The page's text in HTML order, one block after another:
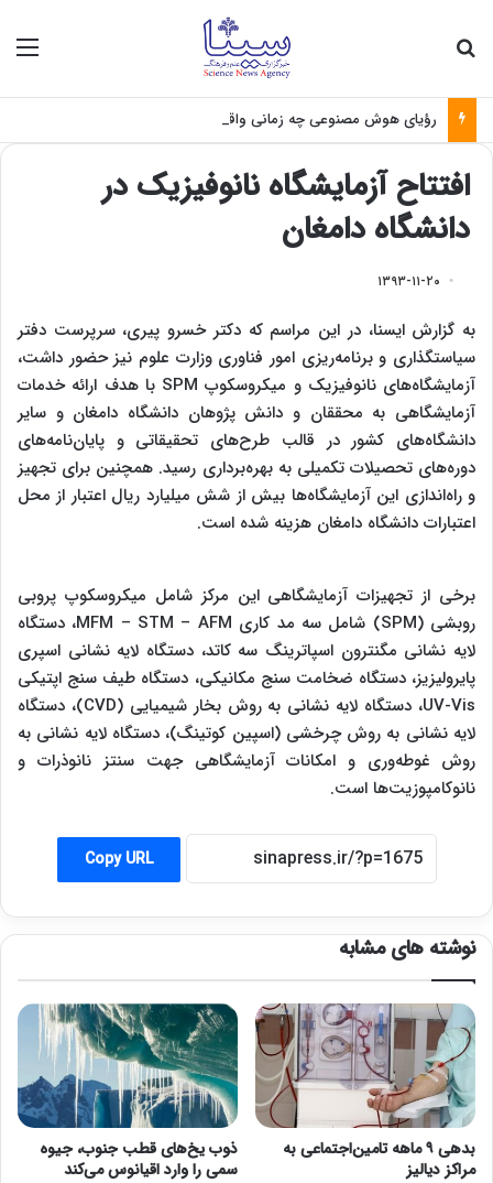
رؤیای هوش مصنوعی چه زمانی واقعی می‌شود؟
افتتاح آزمایشگاه نانوفیزیک در
دانشگاه دامغان
۱۳۹۳-۱۱-۲۰
به گزارش ایسنا، در این مراسم که دکتر خسرو پیری، سرپرست دفتر
سیاستگذاری و برنامه‌ریزی امور فناوری وزارت علوم نیز حضور داشت،
آزمایشگاه‌های نانوفیزیک و میکروسکوپ SPM با هدف ارائه خدمات
آزمایشگاهی به محققان و دانش پژوهان دانشگاه دامغان و سایر
دانشگاه‌های کشور در قالب طرح‌های تحقیقاتی و پایان‌نامه‌های
دوره‌های تحصیلات تکمیلی به بهره‌برداری رسید. همچنین برای تجهیز
و راه‌اندازی این آزمایشگاه‌ها بیش از شش میلیارد ریال اعتبار از محل
اعتبارات دانشگاه دامغان هزینه شده است.
برخی از تجهیزات آزمایشگاهی این مرکز شامل میکروسکوپ پروبی
روبشی (SPM) شامل سه مد کاری MFM – STM – AFM، دستگاه
لایه نشانی مگنترون اسپاترینگ سه کاتد، دستگاه لایه نشانی اسپری
پایرولیزیز، دستگاه ضخامت سنج مکانیکی، دستگاه طیف سنج اپتیکی
UV-Vis، دستگاه لایه نشانی به روش بخار شیمیایی (CVD)، دستگاه
لایه نشانی به روش چرخشی (اسپین کوتینگ)، دستگاه لایه نشانی به
روش غوطه‌وری و امکانات آزمایشگاهی جهت سنتز نانوذرات و
نانوکامپوزیت‌ها است.
Copy URL
نوشته های مشابه
بدهی ۹ ماهه تامین‌اجتماعی به
مراکز دیالیز
ذوب یخ‌های قطب جنوب، جیوه
سمی را وارد اقیانوس می‌کند